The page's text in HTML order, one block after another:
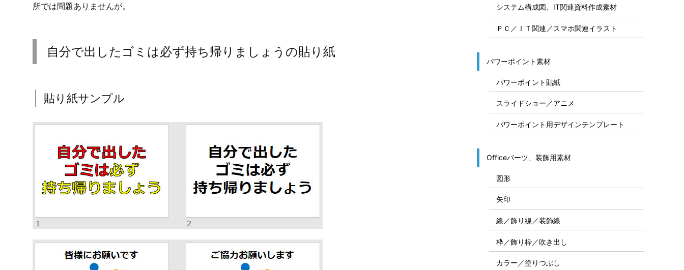
所では問題ありませんが。
自分で出したゴミは必ず持ち帰りましょうの貼り紙
貼り紙サンプル
システム構成図、IT関連資料作成素材
ＰＣ／ＩＴ関連／スマホ関連イラスト
パワーポイント素材
パワーポイント貼紙
スライドショー／アニメ
パワーポイント用デザインテンプレート
Officeパーツ、装飾用素材
図形
矢印
線／飾り線／装飾線
枠／飾り枠／吹き出し
カラー／塗りつぶし